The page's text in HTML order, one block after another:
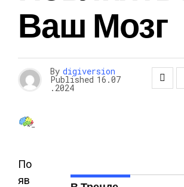
Ваш Мозг
By digiversion
Published 16.07
.2024
По
яв